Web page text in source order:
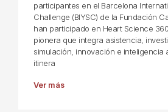
participantes en el Barcelona
Challenge (BIYSC) de la Fundación
han participado en Heart Science
pionera que integra asistencia,
simulación, innovación e inteligencia
itinera
Ver más